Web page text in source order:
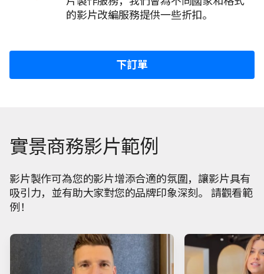
的影片改編服務提供一些折扣。
下訂單
實景商務影片範例
影片製作可為您的影片增添合適的氛圍，讓影片具有
吸引力，並有助大家對您的品牌印象深刻。 請觀看範
例！